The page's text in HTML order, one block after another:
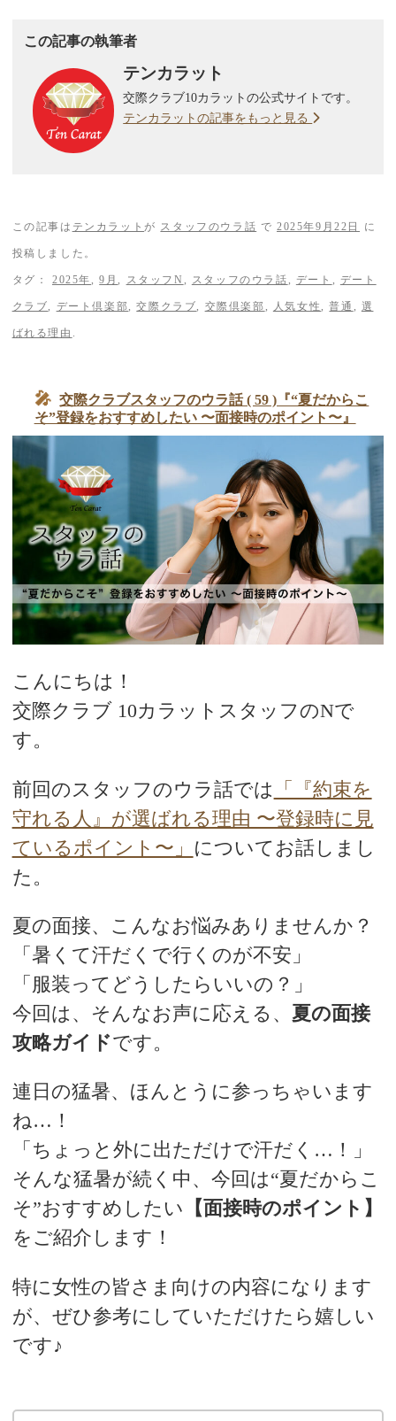
この記事の執筆者
テンカラット
交際クラブ10カラットの公式サイトです。
テンカラットの記事をもっと見る
この記事は テンカラットが スタッフのウラ話 で2025年9月22日 に
投稿しました。
タグ： 2025年 ,9月 スタッフN スタッフのウラ話 デート デート
クラブ デート倶楽部 ,交際クラブ 交際倶楽部 人気女性 ,普通 選
ばれる理由
交際クラブスタッフのウラ話 ( 59 )『“夏だからこ
そ”登録をおすすめしたい 〜面接時のポイント〜』
こんにちは！
交際クラブ 10カラットスタッフのNで
す。
前回のスタッフのウラ話では
「『約束を
守れる人』が選ばれる理由 〜登録時に見
ているポイント〜」 についてお話しまし
た。
夏の面接、こんなお悩みありませんか？
「暑くて汗だくで行くのが不安」
「服装ってどうしたらいいの？」
今回は、そんなお声に応える、 夏の面接
攻略ガイドです。
連日の猛暑、ほんとうに参っちゃいます
ね…！
「ちょっと外に出ただけで汗だく…！」
そんな猛暑が続く中、今回は“夏だからこ
そ”おすすめしたい 【面接時のポイント】
をご紹介します！
特に女性の皆さま向けの内容になります
が、ぜひ参考にしていただけたら嬉しい
です♪